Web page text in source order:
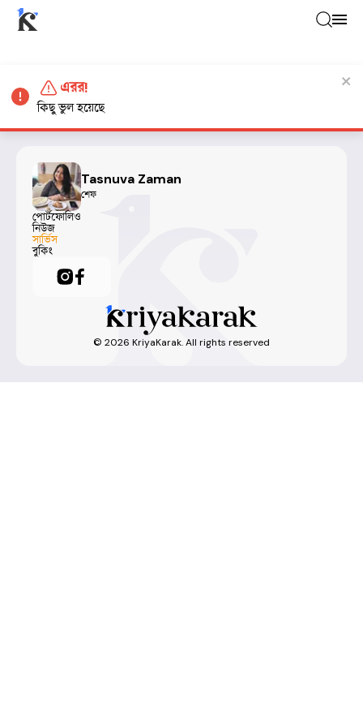
Tasnuva Zaman
শেফ
পোর্টফোলিও
নিউজ
সার্ভিস
বুকিং
© 2026 KriyaKarak. All rights reserved
এরর!
কিছু ভুল হয়েছে